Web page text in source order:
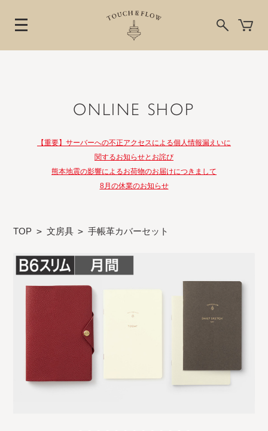
ONLINE SHOP
【重要】サーバーへの不正アクセスによる個人情報漏えいに
関するお知らせとお詫び
熊本地震の影響によるお荷物のお届けにつきまして
8月の休業のお知らせ
TOP > 文房具 > 手帳革カバーセット